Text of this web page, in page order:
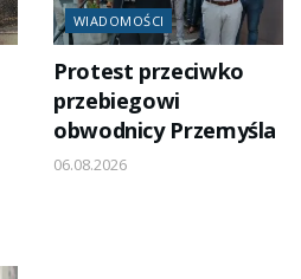
WIADOMOŚCI
Protest przeciwko
przebiegowi
obwodnicy Przemyśla
06.08.2026